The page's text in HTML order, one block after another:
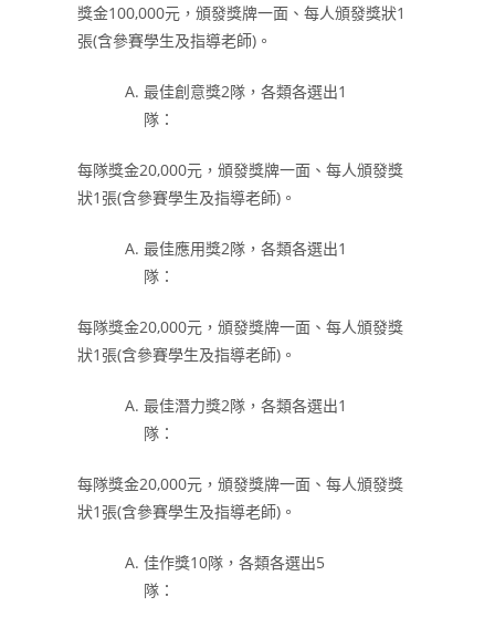
獎金100,000元，頒發獎牌一面、每人頒發獎狀1
張(含參賽學生及指導老師)。
最佳創意獎2隊，各類各選出1
隊：
每隊獎金20,000元，頒發獎牌一面、每人頒發獎
狀1張(含參賽學生及指導老師)。
最佳應用獎2隊，各類各選出1
隊：
每隊獎金20,000元，頒發獎牌一面、每人頒發獎
狀1張(含參賽學生及指導老師)。
最佳潛力獎2隊，各類各選出1
隊：
每隊獎金20,000元，頒發獎牌一面、每人頒發獎
狀1張(含參賽學生及指導老師)。
佳作獎10隊，各類各選出5
隊：